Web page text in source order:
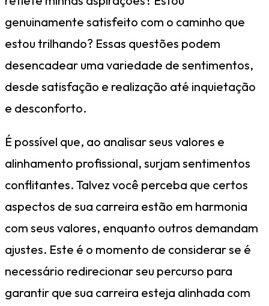
genuinamente satisfeito com o caminho que
estou trilhando? Essas questões podem
desencadear uma variedade de sentimentos,
desde satisfação e realização até inquietação
e desconforto.
É possível que, ao analisar seus valores e
alinhamento profissional, surjam sentimentos
conflitantes. Talvez você perceba que certos
aspectos de sua carreira estão em harmonia
com seus valores, enquanto outros demandam
ajustes. Este é o momento de considerar se é
necessário redirecionar seu percurso para
garantir que sua carreira esteja alinhada com